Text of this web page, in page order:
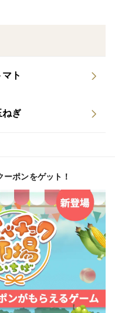
マト
ねぎ
ポンをゲット！